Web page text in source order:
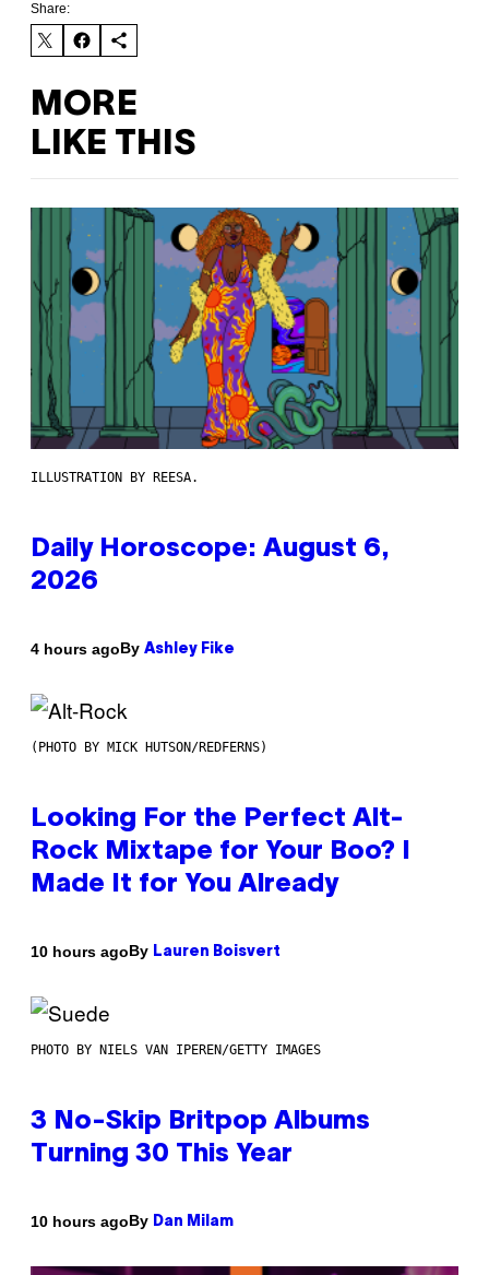
Share:
MORE
LIKE THIS
ILLUSTRATION BY REESA.
Daily Horoscope: August 6,
2026
4 hours agoBy Ashley Fike
(PHOTO BY MICK HUTSON/REDFERNS)
Looking For the Perfect Alt-
Rock Mixtape for Your Boo? I
Made It for You Already
10 hours agoBy Lauren Boisvert
PHOTO BY NIELS VAN IPEREN/GETTY IMAGES
3 No-Skip Britpop Albums
Turning 30 This Year
10 hours agoBy Dan Milam